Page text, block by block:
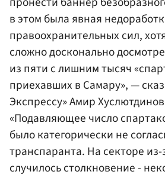
в этом была явная
правоохранительных сил,
сложно досконально
из пяти с лишним тысяч
приехавших в Самару», —
Экспрессу» Амир Хуслютдинов
«Подавляющее число
было категорически не
транспаранта. На секторе из-
случилось столкновение -